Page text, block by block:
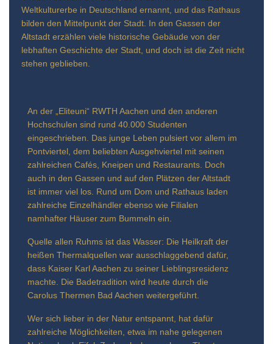
Weltkulturerbe in Deutschland ernannt, und das Rathaus
bilden den Mittelpunkt der Stadt. In den Gassen der
Altstadt erzählen viele historische Gebäude von der
lebhaften Geschichte der Stadt, und doch ist die Zeit nicht
stehen geblieben.
An der „Eliteuni“ RWTH Aachen und den anderen
Hochschulen sind rund 40.000 Studenten
eingeschrieben. Das junge Leben pulsiert vor allem im
Pontviertel, dem beliebten Ausgehviertel mit seinen
zahlreichen Cafés, Kneipen und Restaurants. Doch
auch in den Gassen und auf den Plätzen der Altstadt
ist immer viel los. Rund um Dom und Rathaus laden
zahlreiche Einzelhändler ebenso wie Filialen
namhafter Häuser zum Bummeln ein.
Quelle allen Ruhms ist das Wasser: Die Heilkraft der
heißen Thermalquellen war ausschlaggebend dafür,
dass Kaiser Karl Aachen zu seiner Lieblingsresidenz
machte. Die Badetradition wird heute durch die
Carolus Thermen Bad Aachen weitergeführt.
Wer sich lieber in der Natur entspannt, hat dafür
zahlreiche Möglichkeiten, etwa im nahe gelegenen